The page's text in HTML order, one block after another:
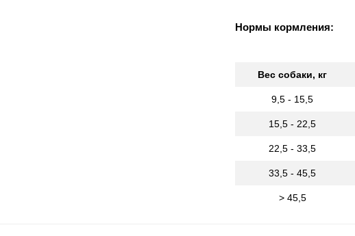
Нормы кормления:
Вес собаки, кг
9,5 - 15,5
15,5 - 22,5
22,5 - 33,5
33,5 - 45,5
> 45,5